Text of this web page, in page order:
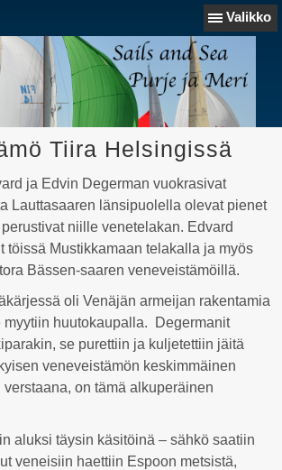
Valikko
Tiira Helsingissä
ja Edvin Degerman vuokrasivat
Lauttasaaren länsipuolella olevat pienet
niille venetelakan. Edvard
töissä Mustikkamaan telakalla ja myös
Bässen-saaren veneveistämöillä.
oli Venäjän armeijan rakentamia
myytiin huutokaupalla. Degermanit
se purettiin ja kuljetettiin jäitä
veneveistämön keskimmäinen
on tämä alkuperäinen
aluksi täysin käsitöinä – sähkö saatiin
veneisiin haettiin Espoon metsistä,